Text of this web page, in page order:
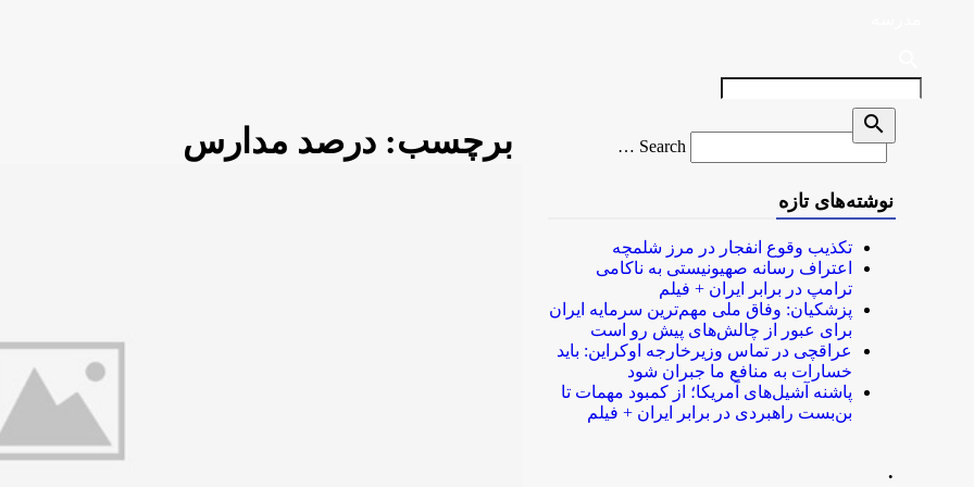
برچسب: درصد مدارس
Search
for
Search …
search
نوشته‌های تازه
تکذیب وقوع انفجار در مرز شلمچه
اعتراف رسانه صهیونیستی به ناکامی
ترامپ در برابر ایران + فیلم
پزشکیان: وفاق ملی مهم‌ترین سرمایه ایران
برای عبور از چالش‌های پیش رو است
عراقچی در تماس وزیرخارجه اوکراین: باید
خسارات به منافع ما جبران شود
پاشنه آشیل‌های آمریکا؛ از کمبود مهمات تا
بن‌بست راهبردی در برابر ایران + فیلم
.